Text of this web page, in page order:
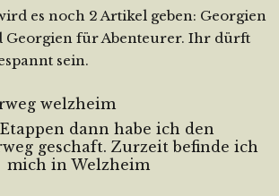
es noch 2 Artikel geben: Georgien
für Abenteurer. Ihr dürft
sein.
dann habe ich den
geschaft. Zurzeit befinde ich
mich in Welzheim